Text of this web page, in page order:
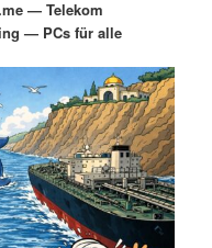
— Telekom
— PCs für alle